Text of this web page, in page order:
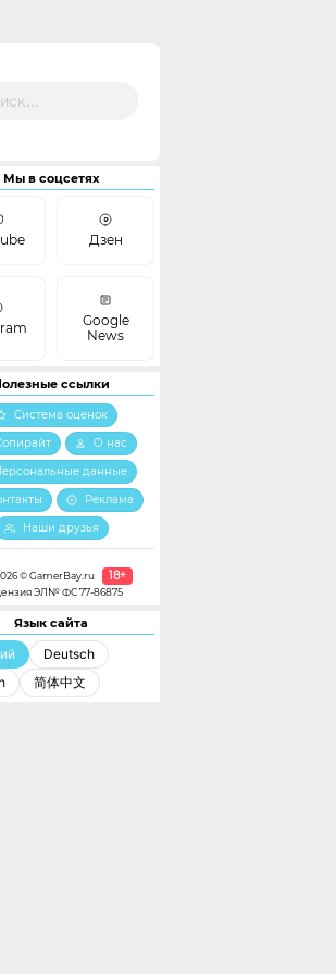
Мы в соцсетях
Дзен
Google
News
ссылки
Система оценок
О нас
данные
Реклама
Наши друзья
© GamerBay.ru 18+
ЭЛ№ ФС 77-86875
Язык сайта
Deutsch
简体中文